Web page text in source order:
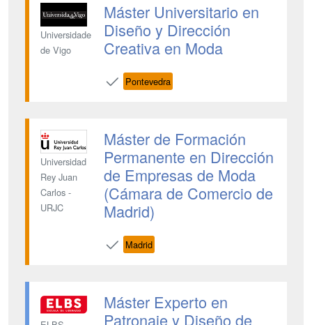
Universidade
de Vigo
Máster Universitario en
Diseño y Dirección
Creativa en Moda
Pontevedra
Universidad
Rey Juan
Carlos -
URJC
Máster de Formación
Permanente en Dirección
de Empresas de Moda
(Cámara de Comercio de
Madrid)
Madrid
Máster Experto en
Patronaje y Diseño de